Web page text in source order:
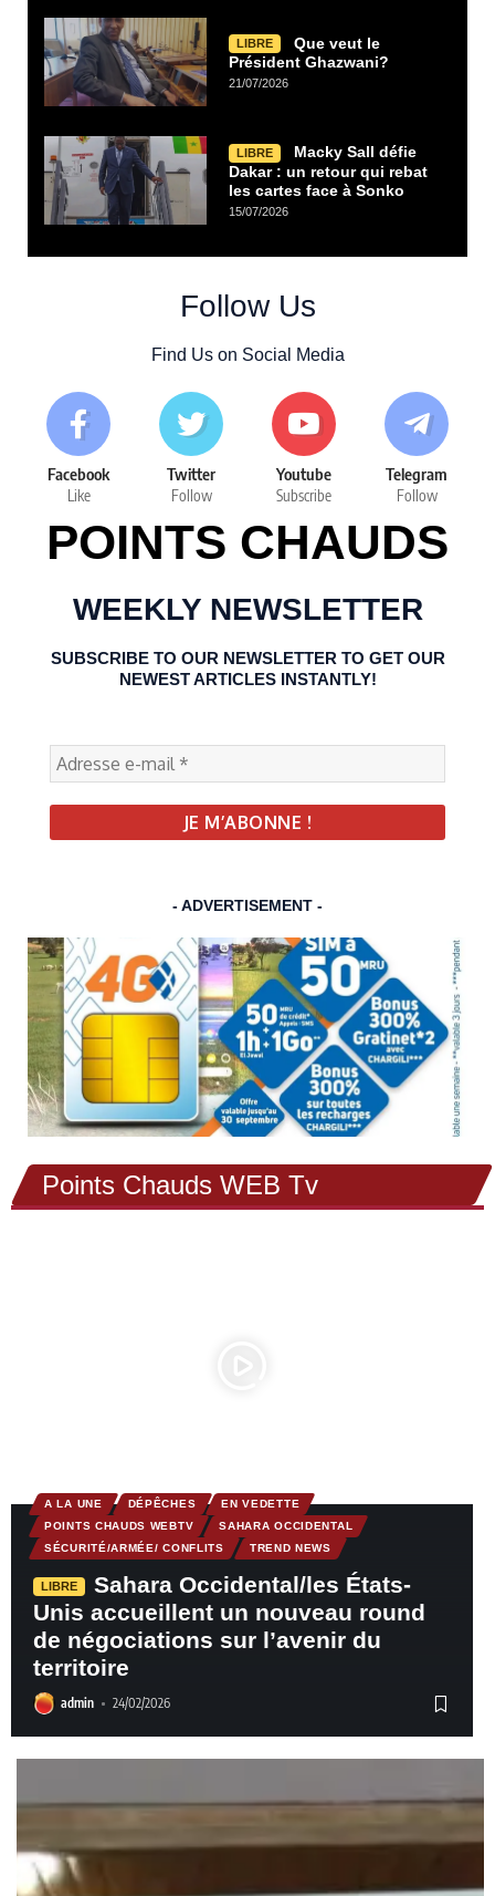
LIBRE
Que veut le
Président Ghazwani?
21/07/2026
LIBRE
Macky Sall défie
Dakar : un retour qui rebat
les cartes face à Sonko
15/07/2026
Follow Us
Find Us on Social Media
Facebook
Like
Twitter
Follow
Youtube
Subscribe
Telegram
Follow
POINTS CHAUDS
WEEKLY NEWSLETTER
SUBSCRIBE TO OUR NEWSLETTER TO GET OUR
NEWEST ARTICLES INSTANTLY!
- ADVERTISEMENT -
Points Chauds WEB Tv
A LA UNE DÉPÊCHES
EN VEDETTE
POINTS CHAUDS WEBTV
SAHARA OCCIDENTAL
SÉCURITÉ/ARMÉE/ CONFLITS
TREND NEWS
LIBRE
Sahara Occidental/les États-
Unis accueillent un nouveau round
de négociations sur l’avenir du
territoire
admin 24/02/2026